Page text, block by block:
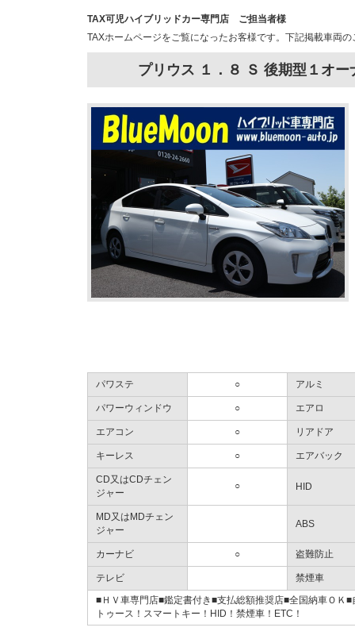
TAX可児ハイブリッドカー専門店 ご担当者様
TAXホームページをご覧になったお客様です。下記掲載車両
プリウス １．８ Ｓ 後期型１オ
パワステ ○ アルミ
パワーウィンドウ ○ エアロ
エアコン ○ リアドア
キーレス ○ エアバック
CD又はCDチェン
ジャー
○ HID
MD又はMDチェン
ジャー
ABS
カーナビ ○ 盗難防止
テレビ
禁煙車
■ＨＶ車専門店■鑑定書付き■支払総額推奨店■全国納車ＯＫ
トゥース！スマートキー！HID！禁煙車！ETC！